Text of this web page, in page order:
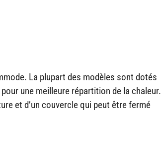
La plupart des modèles sont dotés
pour une meilleure répartition de la chaleur.
et d’un couvercle qui peut être fermé